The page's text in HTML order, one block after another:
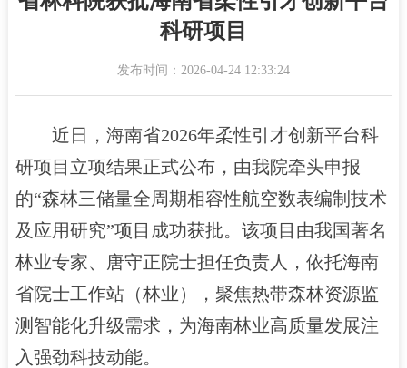
科研项目
发布时间：2026-04-24 12:33:24
近日，海南省2026年柔性引才创新平台科
研项目立项结果正式公布，由我院牵头申报
的“森林三储量全周期相容性航空数表编制技术
及应用研究”项目成功获批。该项目由我国著名
林业专家、唐守正院士担任负责人，依托海南
省院士工作站（林业），聚焦热带森林资源监
测智能化升级需求，为海南林业高质量发展注
入强劲科技动能。